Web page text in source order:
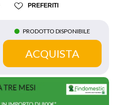
PREFERITI
PRODOTTO DISPONIBILE